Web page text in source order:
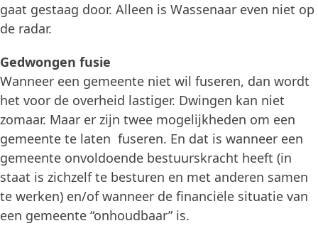
gaat gestaag door. Alleen is Wassenaar even niet op
de radar.
Gedwongen fusie
Wanneer een gemeente niet wil fuseren, dan wordt
het voor de overheid lastiger. Dwingen kan niet
zomaar. Maar er zijn twee mogelijkheden om een
gemeente te laten fuseren. En dat is wanneer een
gemeente onvoldoende bestuurskracht heeft (in
staat is zichzelf te besturen en met anderen samen
te werken) en/of wanneer de financiële situatie van
een gemeente “onhoudbaar” is.